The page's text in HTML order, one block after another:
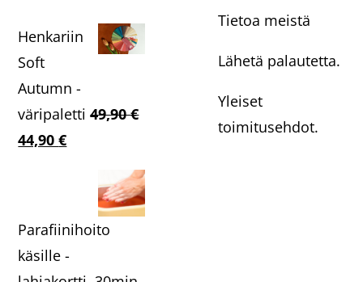
Henkariin
Soft
Autumn -
väripaletti 49,90€
Alkuperäinen
44,90€Nykyinen
44,90 €.
Parafiinihoito
käsille -
Tietoa meistä
Lähetä palautetta.
Yleiset
toimitusehdot.